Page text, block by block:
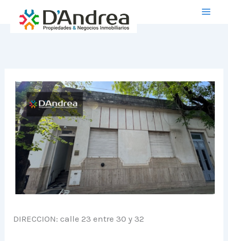
DIRECCION: calle 23 entre 30 y 32